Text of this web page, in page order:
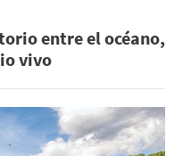
entre el océano,
vivo